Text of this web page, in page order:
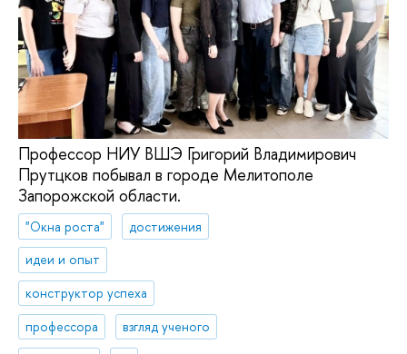
Профессор НИУ ВШЭ Григорий Владимирович
Прутцков побывал в городе Мелитополе
Запорожской области.
"Окна роста"
достижения
идеи и опыт
конструктор успеха
профессора
взгляд ученого